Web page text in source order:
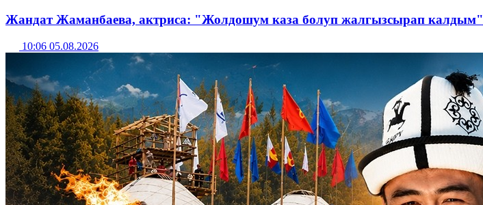
Жандат Жаманбаева, актриса: "Жолдошум каза болуп жалгызсырап калдым"
10:06 05.08.2026